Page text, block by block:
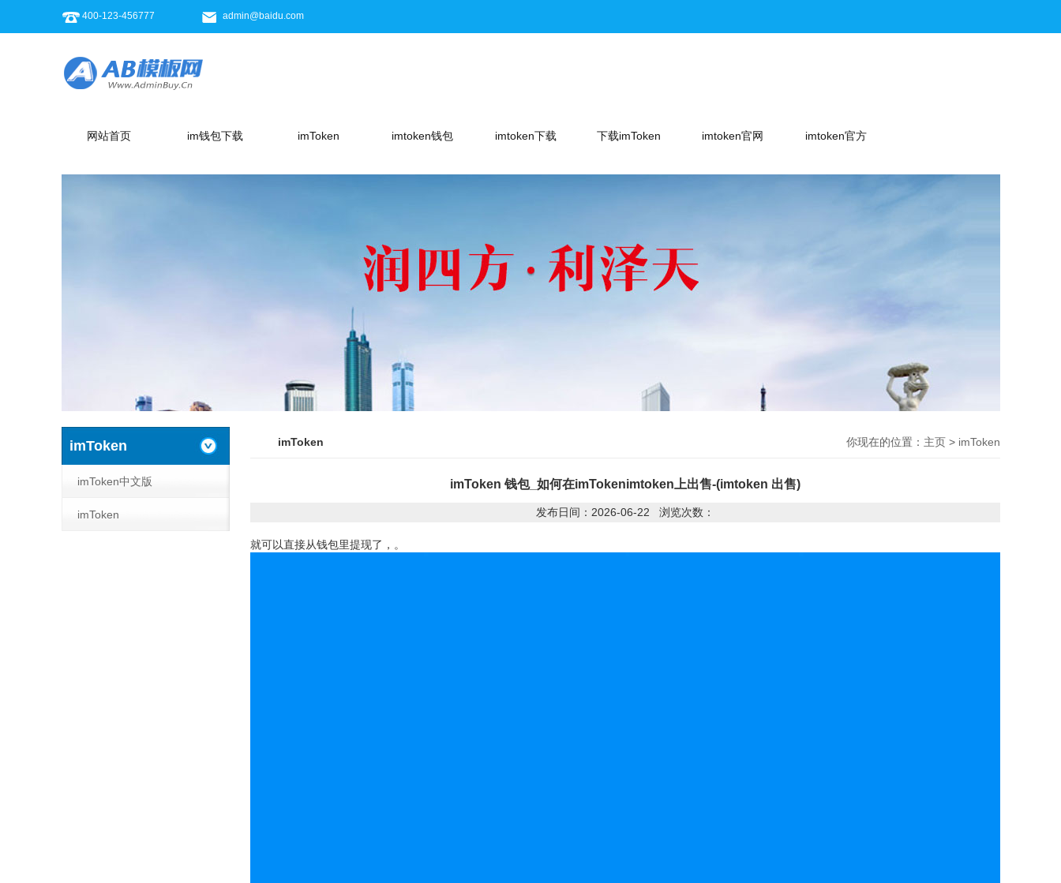
400-123-456777 admin@baidu.com
网站首页 im钱包下载 imToken imtoken钱包 imtoken下载 下载imToken imtoken官网 imtoken官方
imToken
imToken中文版
imToken
imToken 你现在的位置： 主页> imToken
imToken 钱包_如何在imTokenimtoken上出售-(imtoken 出售)
发布日间：2026-06-22 浏览次数：
就可以直接从钱包里提现了，。